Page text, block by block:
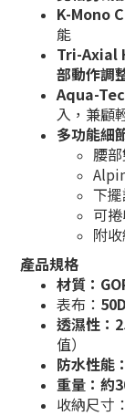
K-Mono
能
Tri-Axial
部動作調
Aqua-
入，兼顧
多功能細
腰
下
可
附
產品規格
材質：
表布：
透濕性：
值）
防水性能
重量：約
收納尺寸